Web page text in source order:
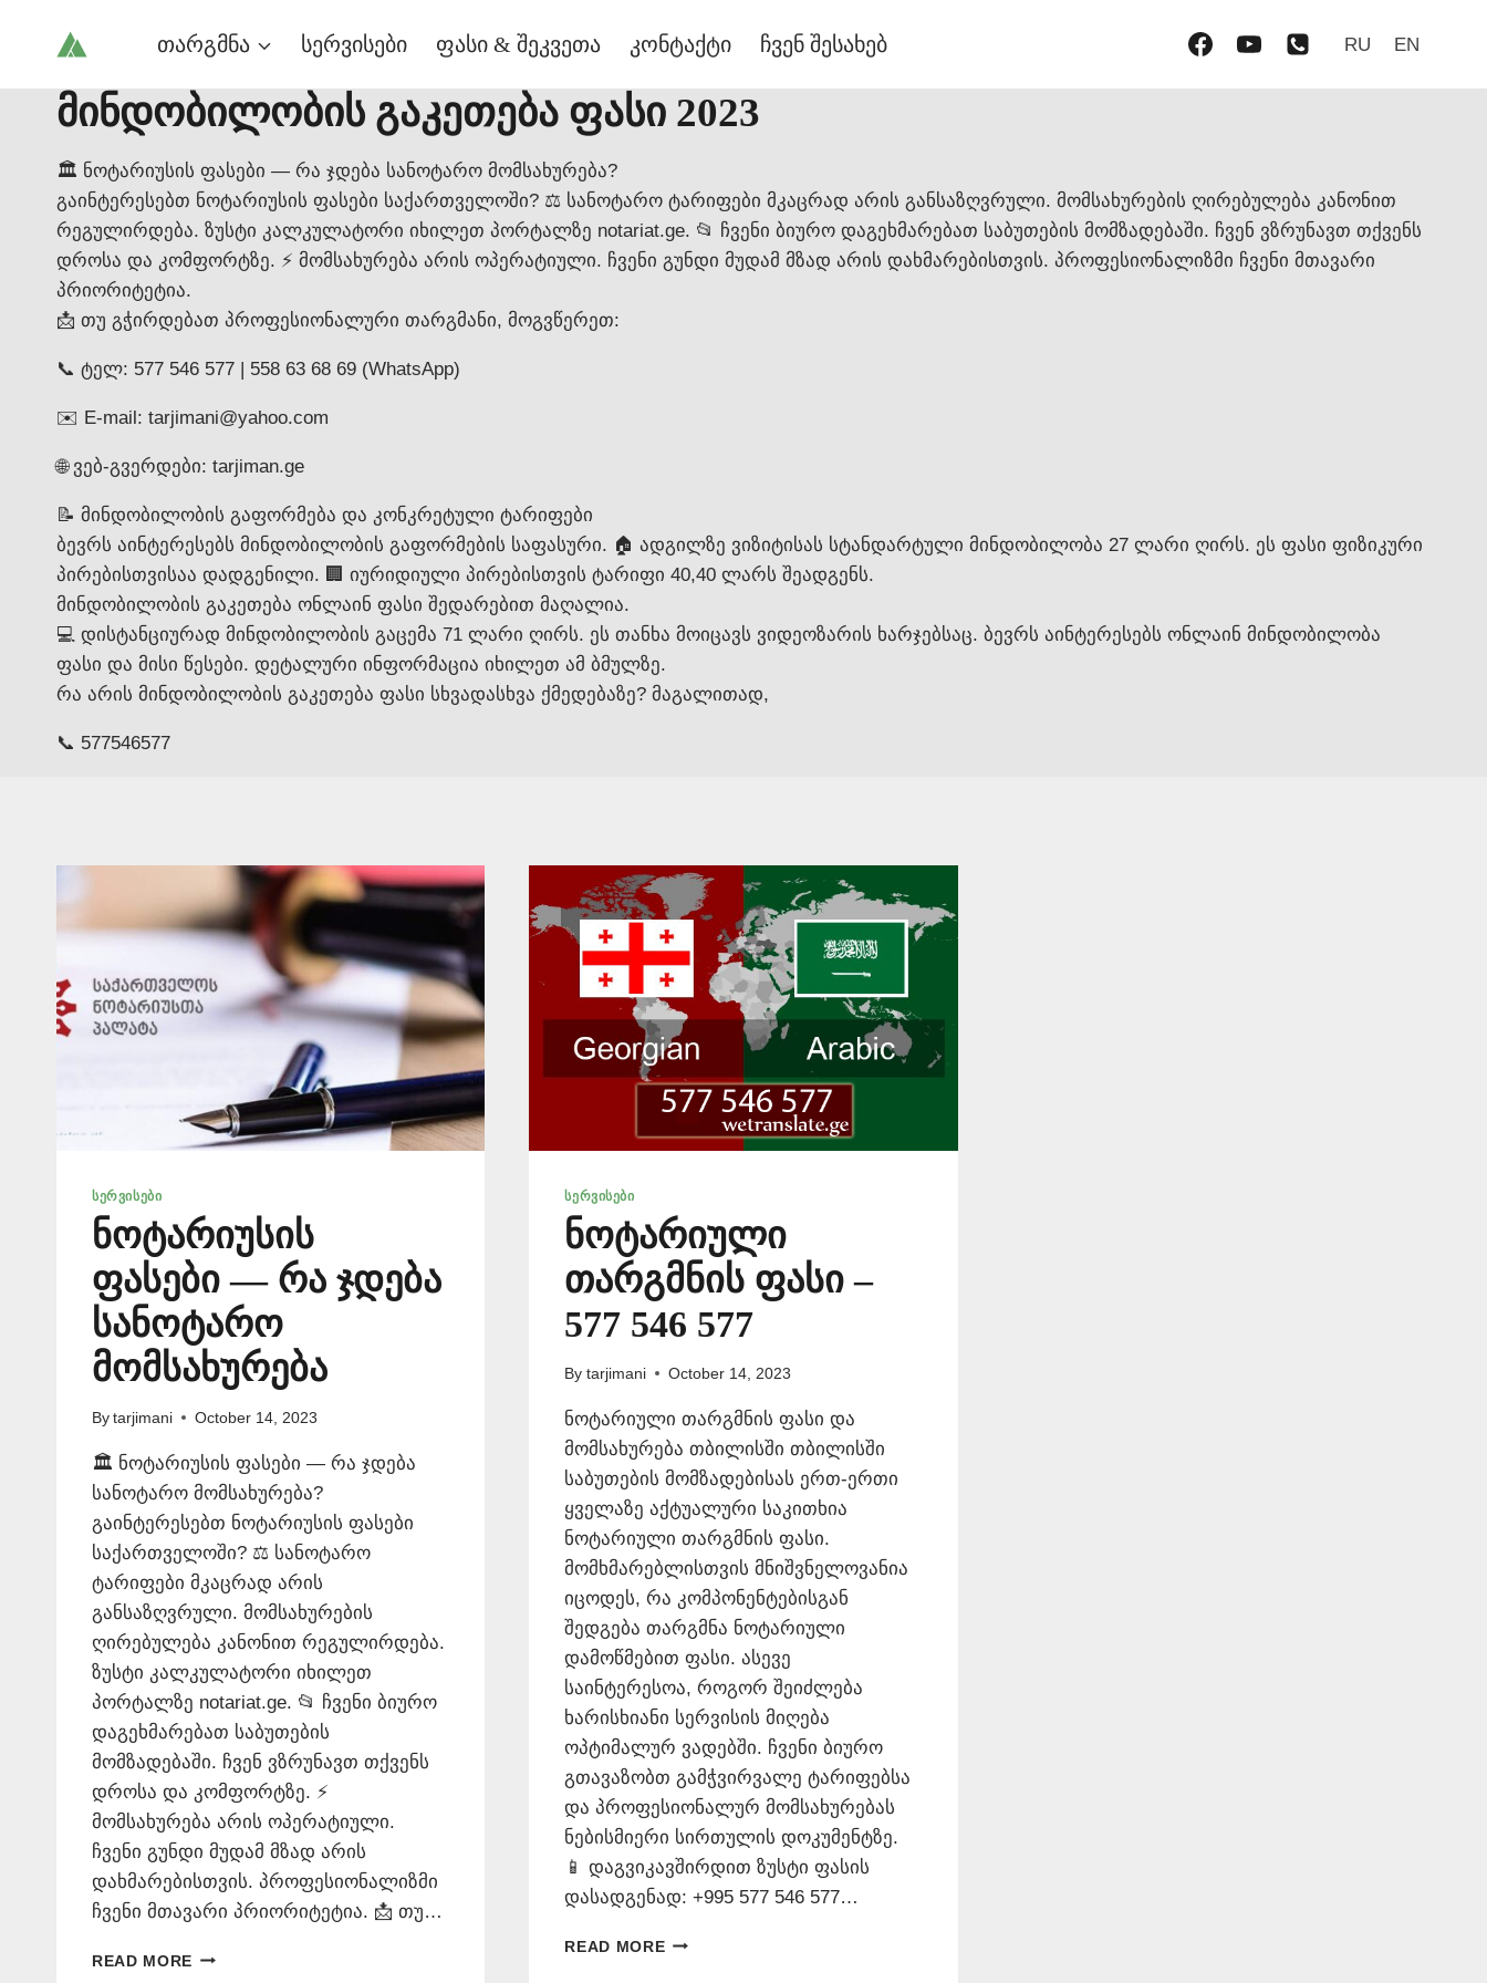
თარგმნა სერვისები ფასი & შეკვეთა კონტაქტი ჩვენ შესახებ RU EN
მინდობილობის გაკეთება ფასი 2023
🏛️ ნოტარიუსის ფასები — რა ჯდება სანოტარო მომსახურება?
გაინტერესებთ ნოტარიუსის ფასები საქართველოში? ⚖️ სანოტარო ტარიფები მკაცრად არის განსაზღვრული. მომსახურების ღირებულება კანონით
რეგულირდება. ზუსტი კალკულატორი იხილეთ პორტალზე notariat.ge. 📂 ჩვენი ბიურო დაგეხმარებათ საბუთების მომზადებაში. ჩვენ ვზრუნავთ თქვენს
დროსა და კომფორტზე. ⚡ მომსახურება არის ოპერატიული. ჩვენი გუნდი მუდამ მზად არის დახმარებისთვის. პროფესიონალიზმი ჩვენი მთავარი
პრიორიტეტია.
📩 თუ გჭირდებათ პროფესიონალური თარგმანი, მოგვწერეთ:
📞 ტელ: 577 546 577 | 558 63 68 69 (WhatsApp)
✉️ E-mail: tarjimani@yahoo.com
🌐 ვებ-გვერდები: tarjiman.ge
📝 მინდობილობის გაფორმება და კონკრეტული ტარიფები
ბევრს აინტერესებს მინდობილობის გაფორმების საფასური. 🏠 ადგილზე ვიზიტისას სტანდარტული მინდობილობა 27 ლარი ღირს. ეს ფასი ფიზიკური
პირებისთვისაა დადგენილი. 🏢 იურიდიული პირებისთვის ტარიფი 40,40 ლარს შეადგენს.
მინდობილობის გაკეთება ონლაინ ფასი შედარებით მაღალია.
💻 დისტანციურად მინდობილობის გაცემა 71 ლარი ღირს. ეს თანხა მოიცავს ვიდეოზარის ხარჯებსაც. ბევრს აინტერესებს ონლაინ მინდობილობა
ფასი და მისი წესები. დეტალური ინფორმაცია იხილეთ ამ ბმულზე.
რა არის მინდობილობის გაკეთება ფასი სხვადასხვა ქმედებაზე? მაგალითად,
📞 577546577
ᲡᲔᲠᲕᲘᲡᲔᲑᲘ
ნოტარიუსის
ფასები — რა ჯდება
სანოტარო
მომსახურება
By tarjimani October 14, 2023
🏛️ ნოტარიუსის ფასები — რა ჯდება
სანოტარო მომსახურება?
გაინტერესებთ ნოტარიუსის ფასები
საქართველოში? ⚖️ სანოტარო
ტარიფები მკაცრად არის
განსაზღვრული. მომსახურების
ღირებულება კანონით რეგულირდება.
ზუსტი კალკულატორი იხილეთ
პორტალზე notariat.ge. 📂 ჩვენი ბიურო
დაგეხმარებათ საბუთების
მომზადებაში. ჩვენ ვზრუნავთ თქვენს
დროსა და კომფორტზე. ⚡
მომსახურება არის ოპერატიული.
ჩვენი გუნდი მუდამ მზად არის
დახმარებისთვის. პროფესიონალიზმი
ჩვენი მთავარი პრიორიტეტია. 📩 თუ…
READ MORE ᲜᲝᲢᲐᲠᲘᲣᲡᲘᲡ
ᲡᲔᲠᲕᲘᲡᲔᲑᲘ
ნოტარიული
თარგმნის ფასი –
577 546 577
By tarjimani October 14, 2023
ნოტარიული თარგმნის ფასი და
მომსახურება თბილისში თბილისში
საბუთების მომზადებისას ერთ-ერთი
ყველაზე აქტუალური საკითხია
ნოტარიული თარგმნის ფასი.
მომხმარებლისთვის მნიშვნელოვანია
იცოდეს, რა კომპონენტებისგან
შედგება თარგმნა ნოტარიული
დამოწმებით ფასი. ასევე
საინტერესოა, როგორ შეიძლება
ხარისხიანი სერვისის მიღება
ოპტიმალურ ვადებში. ჩვენი ბიურო
გთავაზობთ გამჭვირვალე ტარიფებსა
და პროფესიონალურ მომსახურებას
ნებისმიერი სირთულის დოკუმენტზე.
📱 დაგვიკავშირდით ზუსტი ფასის
დასადგენად: +995 577 546 577…
READ MOREᲜᲝᲢᲐᲠᲘᲣᲚᲘ